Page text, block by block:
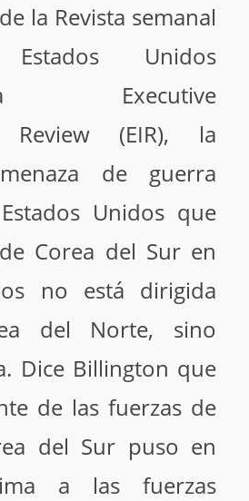
la Revista semanal
Unidos
Executive
Review (EIR), la
de guerra
Unidos que
Corea del Sur en
no está dirigida
del Norte, sino
Dice Billington que
de las fuerzas de
del Sur puso en
a las fuerzas